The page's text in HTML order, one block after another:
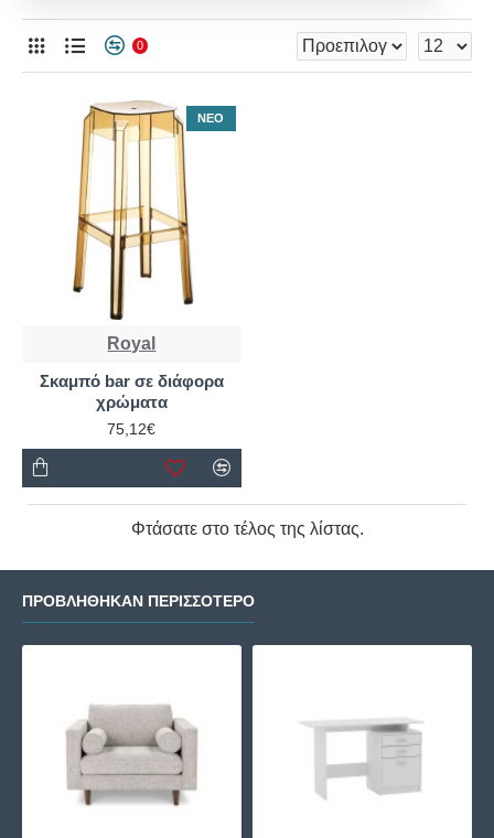
0
ΝΈΟ
Royal
Σκαμπό bar σε διάφορα
χρώματα
75,12€
Φτάσατε στο τέλος της λίστας.
ΠΡΟΒΛΉΘΗΚΑΝ ΠΕΡΙΣΣΌΤΕΡΟ